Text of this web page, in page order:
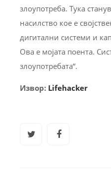
злоупотреба. Тука
насилство кое е
дигитални системи и
Ова е мојата поента.
злоупотребата“.
Извор: Lifehacker